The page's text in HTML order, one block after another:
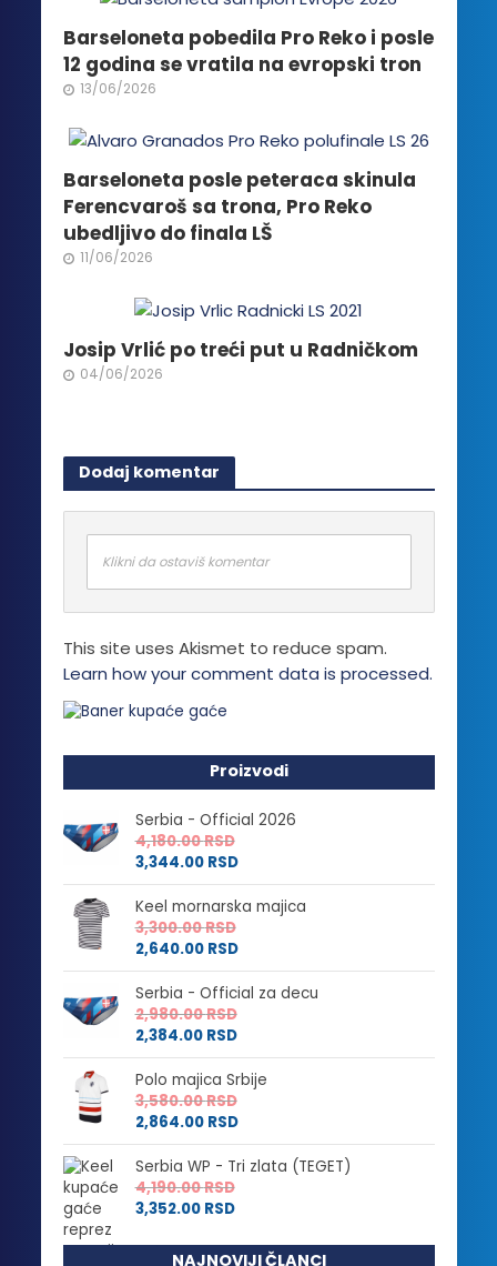
mogu
biti
izabrane
na
proizvoda.
Barseloneta pobedila Pro Reko i posle
12 godina se vratila na evropski tron
13/06/2026
Barseloneta posle peteraca skinula
Ferencvaroš sa trona, Pro Reko
ubedljivo do finala LŠ
11/06/2026
Josip Vrlić po treći put u Radničkom
04/06/2026
Dodaj komentar
Klikni da ostaviš komentar
This site uses Akismet to reduce spam.
Learn how your comment data is processed.
Proizvodi
Serbia - Official 2026
4,180.00RSD
3,344.00 RSD
Keel mornarska majica
3,300.00RSD
2,640.00 RSD
Serbia - Official za decu
2,980.00RSD
2,384.00 RSD
Polo majica Srbije
3,580.00RSD
2,864.00 RSD
Serbia WP - Tri zlata (TEGET)
4,190.00RSD
3,352.00 RSD
NAJNOVIJI ČLANCI